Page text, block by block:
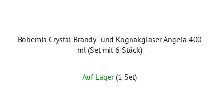
Bohemia Crystal Brandy- und Kognakgläser Angela 400
ml (Set mit 6 Stück)
Auf Lager (1 Set)